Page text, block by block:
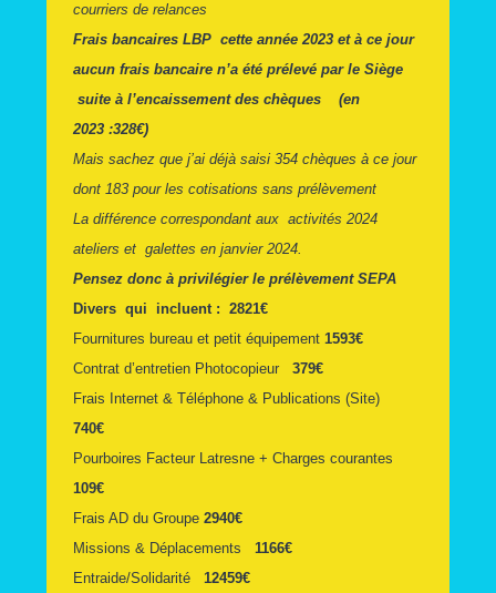
courriers de relances
Frais bancaires LBP cette année 2023 et à ce jour
aucun frais bancaire n’a été prélevé par le Siège
suite à l’encaissement des chèques (en
2023 :328€)
Mais sachez que j’ai déjà saisi 354 chèques à ce jour
dont 183 pour les cotisations sans prélèvement
La différence correspondant aux activités 2024
ateliers et galettes en janvier 2024.
Pensez donc à privilégier le prélèvement SEPA
Divers qui incluent : 2821€
Fournitures bureau et petit équipement1593€
Contrat d’entretien Photocopieur
379€
Frais Internet & Téléphone & Publications (Site)
740€
Pourboires Facteur Latresne + Charges courantes
109€
Frais AD du Groupe2940€
Missions & Déplacements 1166€
Entraide/Solidarité
12459€